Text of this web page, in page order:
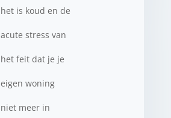
het is koud en de
acute stress van
het feit dat je je
eigen woning
niet meer in